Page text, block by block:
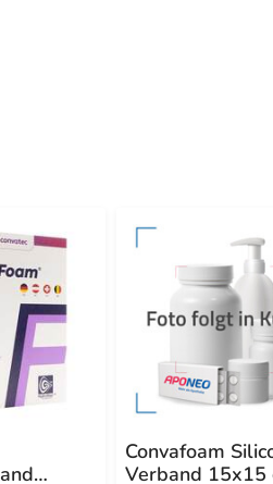
Convafoam
Verband 15x15